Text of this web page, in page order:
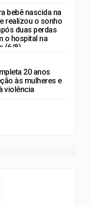
bebê nascida na
realizou o sonho
duas perdas
o hospital na
(6/8)
20 anos
às mulheres e
violência